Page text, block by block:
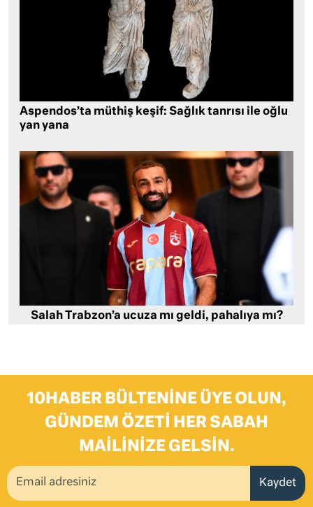
Aspendos’ta müthiş keşif: Sağlık tanrısı ile oğlu
yan yana
Salah Trabzon’a ucuza mı geldi, pahalıya mı?
10HABER BÜLTENINE ÜYE OLUN,
GÜNDEM ÖZETI HER SABAH
MAILINIZE GELSIN.
Kaydet